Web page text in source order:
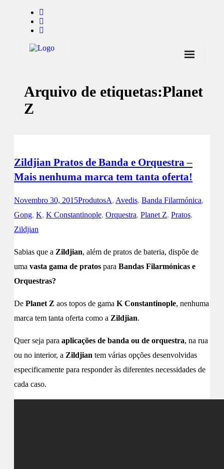
Notícias
Promoções
Arquivo de etiquetas:Planet
Z
Zildjian Pratos de Banda e Orquestra –
Mais nenhuma marca tem tanta oferta!
Novembro 30, 2015ProdutosA, Avedis, Banda Filarmónica,
Gong, K, K Constantinople, Orquestra, Planet Z, Pratos,
Zildjian
Sabias que a Zildjian, além de pratos de bateria, dispõe de
uma vasta gama de pratos para Bandas Filarmónicas e
Orquestras?
De Planet Z aos topos de gama K Constantinople, nenhuma
marca tem tanta oferta como a Zildjian.
Quer seja para aplicações de banda ou de orquestra, na rua
ou no interior, a Zildjian tem várias opções desenvolvidas
especificamente para responder às diferentes necessidades de
cada caso.